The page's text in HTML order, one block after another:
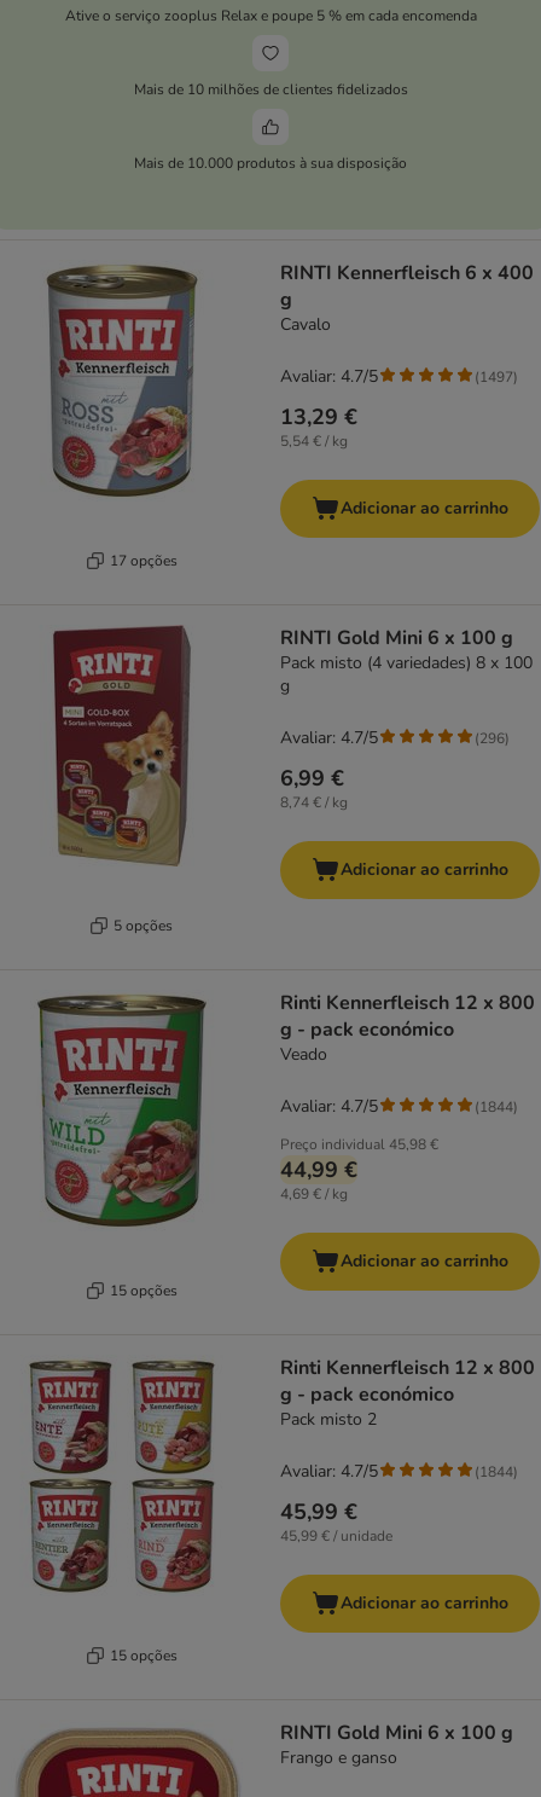
Ative o serviço zooplus Relax e poupe 5 % em cada encomenda
Mais de 10 milhões de clientes fidelizados
Mais de 10.000 produtos à sua disposição
17 opções
RINTI Kennerfleisch 6 x 400
g
Cavalo
13,29 €
5,54 € / kg
Avaliar: 4.7/5 (1497)
Adicionar ao carrinho
5 opções
RINTI Gold Mini 6 x 100 g
Pack misto (4 variedades) 8 x 100
g
6,99 €
8,74 € / kg
Avaliar: 4.7/5 (296)
Adicionar ao carrinho
15 opções
Rinti Kennerfleisch 12 x 800
g - pack económico
Veado
Preço individual45,98 €
44,99 €
4,69 € / kg
Avaliar: 4.7/5 (1844)
Adicionar ao carrinho
15 opções
Rinti Kennerfleisch 12 x 800
g - pack económico
Pack misto 2
45,99 €
45,99 € / unidade
Avaliar: 4.7/5 (1844)
Adicionar ao carrinho
RINTI Gold Mini 6 x 100 g
Frango e ganso